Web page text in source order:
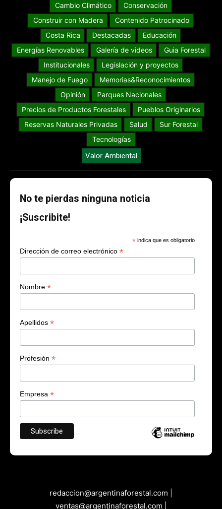
Cambio Climático
Conservación
Construir con Madera
Contenido Patrocinado
Costa Rica
Destacadas
Educación
Energías Renovables
Galería de videos
Guia Forestal
Institucionales
Legislación y proyectos
Manejo de Fuego
Memorias&Reconocimientos
Opinión
Parques Nacionales
Precios de Productos Forestales
Pueblos Originarios
Reservas Naturales Privadas
Salud
Sur Forestal
Tecnologías
Valor Ambiental
No te pierdas ninguna noticia
¡Suscribite!
* indica que es obligatorio
Dirección de correo electrónico *
Nombre *
Apellidos *
Profesión *
Empresa *
redaccion@argentinaforestal.com |
ventas@argentinaforestal.com |